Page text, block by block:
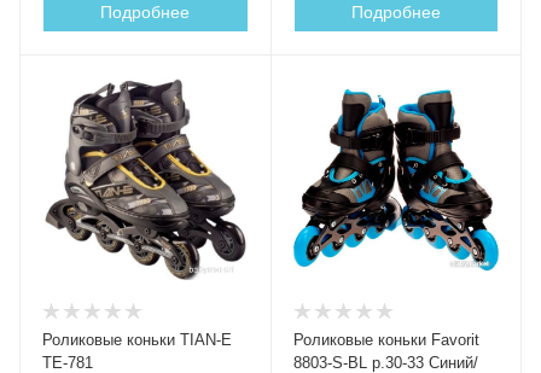
Подробнее Подробнее
Роликовые коньки TIAN-E
TE-781
Роликовые коньки Favorit
8803-S-BL р.30-33 Синий/